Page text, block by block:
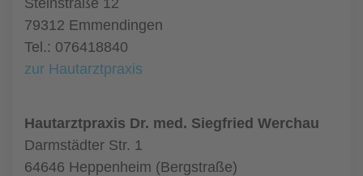
Steinstraße 12
79312 Emmendingen
Tel.: 076418840
zur Hautarztpraxis
Hautarztpraxis Dr. med. Siegfried Werchau
Darmstädter Str. 1
64646 Heppenheim (Bergstraße)